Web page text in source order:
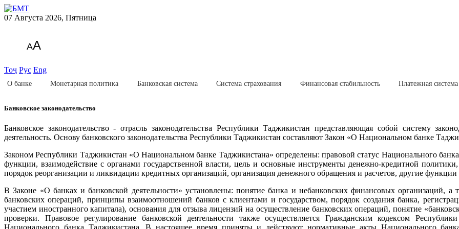
07 Августа 2026, Пятница
AA
Тоҷ Рус Eng
О банке Монетарная политика Банковская система Система страхования Финансовая стабильность Платежная система
Банковское законодательство
Банковское законодательство - отрасль законодательства Республики Таджикистан представляющая собой систему
деятельность. Основу банковского законодательства Республики Таджикистан составляют Закон «О Национальном банке
Законом Республики Таджикистан «О Национальном банке Таджикистана» определены: правовой статус Национального
функции, взаимодействие с органами государственной власти, цель и основные инструменты денежно-кредитной
порядок реорганизации и ликвидации кредитных организаций, организация денежного обращения и расчетов, другие
В Законе «О банках и банковской деятельности» установлены: понятие банка и небанковских финансовых организаций, а
банковских операций, принципы взаимоотношений банков с клиентами и государством, порядок создания банка,
участием иностранного капитала), основания для отзыва лицензий на осуществление банковских операций, понятие
проверки. Правовое регулирование банковской деятельности также осуществляется Гражданским кодексом